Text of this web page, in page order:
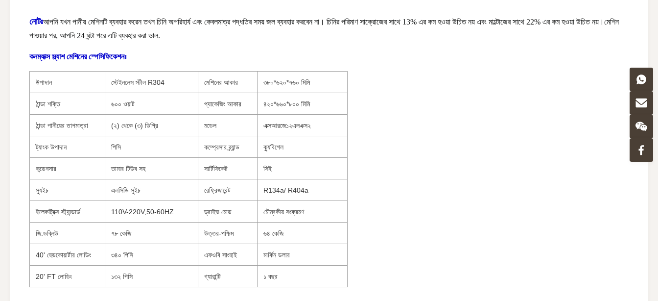
নোটঃআপনি যখন পানীয় মেশিনটি ব্যবহার করেন তখন চিনি অপরিহার্য এবং কেবলমাত্র পদ্ধতির সময় জল ব্যবহার করবেন না। চিনির পরিমাণ সাক্রোজের সাথে 13% এর কম হওয়া উচিত নয় এবং মাল্টোজের সাথে 22% এর কম হওয়া উচিত নয়।মেশিন
পাওয়ার পর, আপনি 24 ঘন্টা পরে এটি ব্যবহার করা ভাল.
কনম্যাক্স স্ল্যাশ মেশিনের স্পেসিফিকেশনঃ
উপাদান স্টেইনলেস স্টীল R304 মেশিনের আকার ৩৮০*৬২০*৭৬০ মিমি
ঠান্ডা শক্তি ৬০০ ওয়াট প্যাকেজিং আকার ৪২০*৬৬০*৮০০ মিমি
ঠান্ডা পানীয়ের তাপমাত্রা (২) থেকে (৩) ডিগ্রি মডেল এক্সআরজে১২এলএক্স২
ট্যাংক উপাদান পিসি কম্প্রেসার ব্র্যান্ড ক্যুবিগেল
কন্ডেনসার তামার টিউব সহ সার্টিফিকেট সিই
স্যুইচ এলসিডি সুইচ রেফ্রিজারেন্ট R134a/ R404a
ইলেকট্রিক্স স্ট্যান্ডার্ড 110V-220V,50-60HZ ড্রাইভ মোড চৌম্বকীয় সংক্রমণ
জি.ডব্লিউ ৭৮ কেজি উত্তর-পশ্চিম ৬৪ কেজি
40' হেডকোয়ার্টার লোডিং ৩৪০ পিসি এফওবি সাংহাই মার্কিন ডলার
20' FT লোডিং ১৩২ পিসি গ্যারান্টি ১ বছর